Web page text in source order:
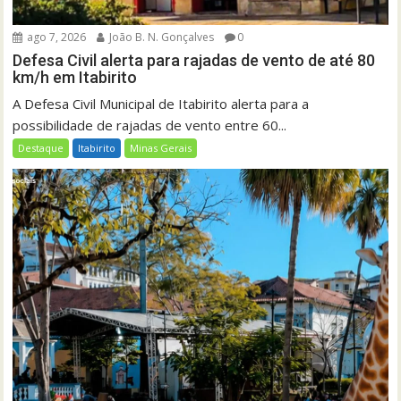
ago 7, 2026 João B. N. Gonçalves 0
Defesa Civil alerta para rajadas de vento de até 80
km/h em Itabirito
A Defesa Civil Municipal de Itabirito alerta para a
possibilidade de rajadas de vento entre 60...
Destaque Itabirito Minas Gerais